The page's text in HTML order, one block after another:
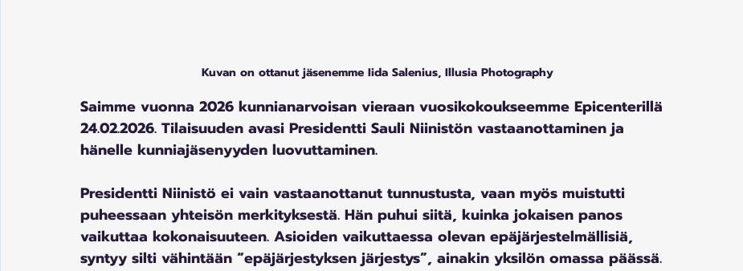
Kuvan on ottanut jäsenemme Iida Salenius, Illusia Photography
Saimme vuonna 2026 kunnianarvoisan vieraan vuosikokoukseemme Epicenterillä
24.02.2026. Tilaisuuden avasi Presidentti Sauli Niinistön vastaanottaminen ja
hänelle kunniajäsenyyden luovuttaminen.
Presidentti Niinistö ei vain vastaanottanut tunnustusta, vaan myös muistutti
puheessaan yhteisön merkityksestä. Hän puhui siitä, kuinka jokaisen panos
vaikuttaa kokonaisuuteen. Asioiden vaikuttaessa olevan epäjärjestelmällisiä,
syntyy silti vähintään “epäjärjestyksen järjestys”, ainakin yksilön omassa päässä.